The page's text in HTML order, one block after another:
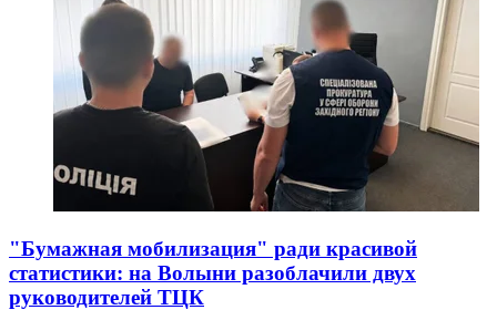
"Бумажная мобилизация" ради красивой
статистики: на Волыни разоблачили двух
руководителей ТЦК